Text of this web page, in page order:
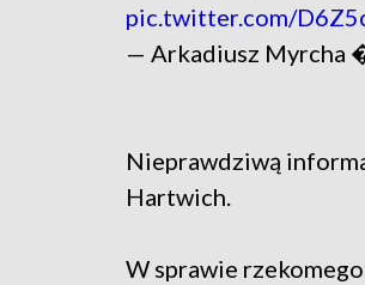
pic.twitter.com/
— Arkadiusz Myrcha
Nieprawdziwą
Hartwich.
W sprawie